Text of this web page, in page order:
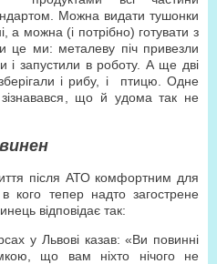
Можна видати тушонки
а можна (і потрібно) готувати з
це ми: металеву піч привезли
і запустили в роботу. А ще дві
і рибу, і птицю. Одне
що й удома так не
після АТО комфортним для
кого тепер надто загострене
відповідає так:
у Львові казав: «Ви повинні
що вам ніхто нічого не